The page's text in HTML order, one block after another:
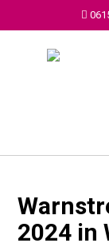
2024 in